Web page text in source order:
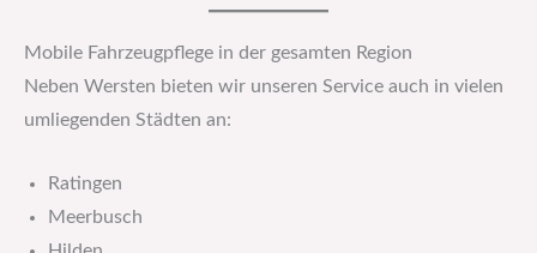
Mobile Fahrzeugpflege in der gesamten Region
Neben Wersten bieten wir unseren Service auch in vielen
umliegenden Städten an:
Ratingen
Meerbusch